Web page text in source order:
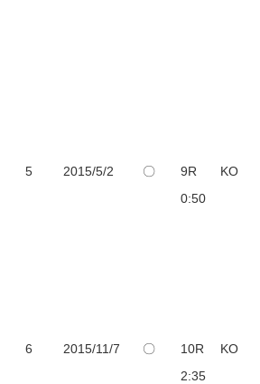
5 2015/5/2 〇
9R
0:50
KO
6 2015/11/7 〇
10R
2:35
KO